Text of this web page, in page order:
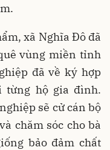
xã Nghĩa Đô đã
vùng miền tỉnh
đã về ký hợp
từng hộ gia đình.
sẽ cử cán bộ
chăm sóc cho bà
bảo đảm chất